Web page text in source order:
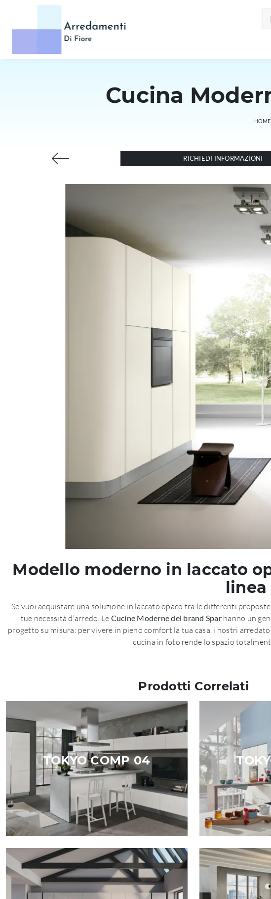
Cucina
HOME
RICHIEDI INFORMAZIONI
Modello moderno in laccato
linea
Se vuoi acquistare una soluzione in laccato opaco tra le differenti
tue necessità d’arredo. Le Cucine Moderne del brand Sparhanno un
progetto su misura: per vivere in pieno comfort la tua casa, i nostri
cucina in foto rende lo spazio
Prodotti Correlati
TOKYO COMP 04